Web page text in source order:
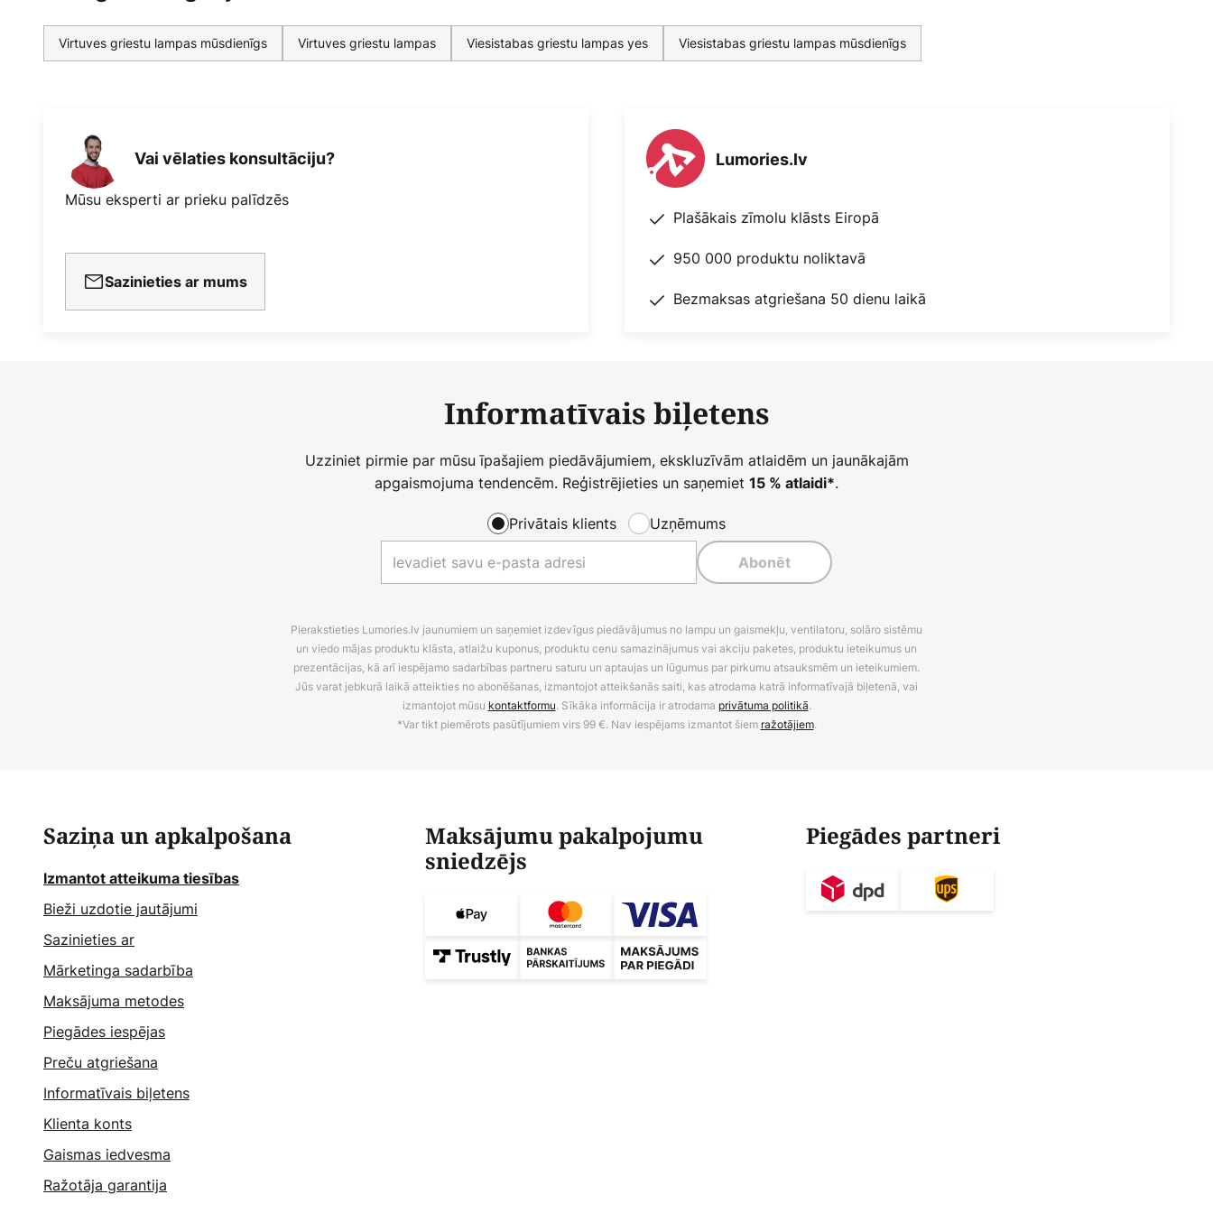
Virtuves griestu lampas mūsdienīgs Virtuves griestu lampas Viesistabas griestu lampas yes Viesistabas griestu lampas mūsdienīgs
Vai vēlaties konsultāciju?
Mūsu eksperti ar prieku palīdzēs
Sazinieties ar mums
Lumories.lv
Plašākais zīmolu klāsts Eiropā
950 000 produktu noliktavā
Bezmaksas atgriešana 50 dienu laikā
Informatīvais biļetens
Uzziniet pirmie par mūsu īpašajiem piedāvājumiem, ekskluzīvām atlaidēm un jaunākajām
apgaismojuma tendencēm. Reģistrējieties un saņemiet 15 % atlaidi*.
Privātais klients Uzņēmums
Abonēt
Pierakstieties Lumories.lv jaunumiem un saņemiet izdevīgus piedāvājumus no lampu un gaismekļu, ventilatoru, solāro sistēmu
un viedo mājas produktu klāsta, atlaižu kuponus, produktu cenu samazinājumus vai akciju paketes, produktu ieteikumus un
prezentācijas, kā arī iespējamo sadarbības partneru saturu un aptaujas un lūgumus par pirkumu atsauksmēm un ieteikumiem.
Jūs varat jebkurā laikā atteikties no abonēšanas, izmantojot atteikšanās saiti, kas atrodama katrā informatīvajā biļetenā, vai
izmantojot mūsu kontaktformu. Sīkāka informācija ir atrodama privātuma politikā.
*Var tikt piemērots pasūtījumiem virs 99 €. Nav iespējams izmantot šiem ražotājiem.
Saziņa un apkalpošana
Izmantot atteikuma tiesības
Bieži uzdotie jautājumi
Sazinieties ar
Mārketinga sadarbība
Maksājuma metodes
Piegādes iespējas
Preču atgriešana
Informatīvais biļetens
Klienta konts
Gaismas iedvesma
Ražotāja garantija
Maksājumu pakalpojumu
sniedzējs
Piegādes partneri